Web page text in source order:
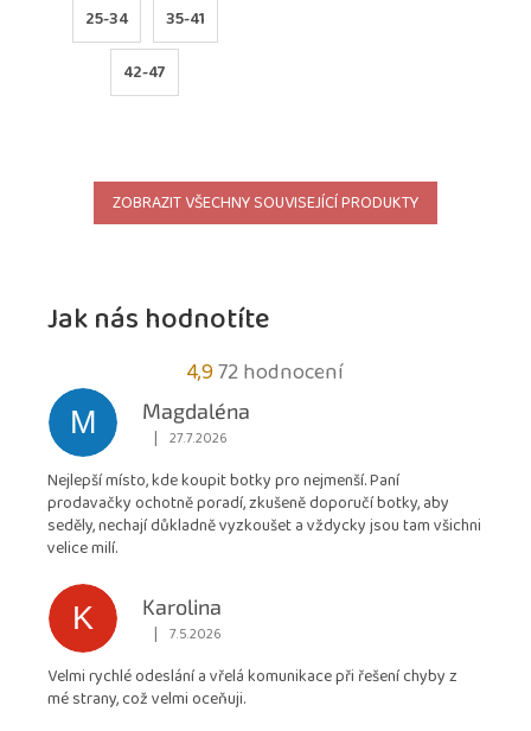
25-34 35-41
42-47
ZOBRAZIT VŠECHNY SOUVISEJÍCÍ PRODUKTY
Jak nás hodnotíte
4,9Průměrné
hodnocení
obchodu
4,9
z
72 hodnocení
M
Magdaléna
Hodnocení obchodu je 5 z 5 hvězdiček.
| 27.7.2026
Nejlepší místo, kde koupit botky pro nejmenší. Paní
prodavačky ochotně poradí, zkušeně doporučí botky, aby
seděly, nechají důkladně vyzkoušet a vždycky jsou tam všichni
velice milí.
K
Karolina
Hodnocení obchodu je 5 z 5 hvězdiček.
| 7.5.2026
Velmi rychlé odeslání a vřelá komunikace při řešení chyby z
mé strany, což velmi oceňuji.